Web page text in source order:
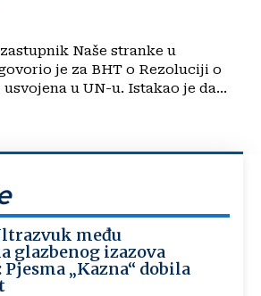
Naše stranke u
je za BHT o Rezoluciji o
Srebrenici koja je usvojena u UN-u. Istakao je da...
među
glazbenog izazova
Pjesma „Kazna“ dobila